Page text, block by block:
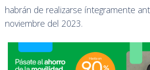
habrán de realizarse íntegramente
noviembre del 2023.